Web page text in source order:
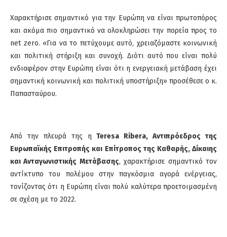
Χαρακτήρισε σημαντικό για την Ευρώπη να είναι πρωτοπόρος
και ακόμα πιο σημαντικό να ολοκληρώσει την πορεία προς το
net zero. «Για να το πετύχουμε αυτό, χρειαζόμαστε κοινωνική
και πολιτική στήριξη και συνοχή. Διότι αυτό που είναι πολύ
ενδιαφέρον στην Ευρώπη είναι ότι η ενεργειακή μετάβαση έχει
σημαντική κοινωνική και πολιτική υποστήριξη» προσέθεσε ο κ.
Παπασταύρου.
Από την πλευρά της η Teresa Ribera, Αντιπρόεδρος της
Ευρωπαϊκής Επιτροπής και Επίτροπος της Καθαρής, Δίκαιης
και Ανταγωνιστικής Μετάβασης, χαρακτήρισε σημαντικό τον
αντίκτυπο του πολέμου στην παγκόσμια αγορά ενέργειας,
τονίζοντας ότι η Ευρώπη είναι πολύ καλύτερα προετοιμασμένη
σε σχέση με το 2022.